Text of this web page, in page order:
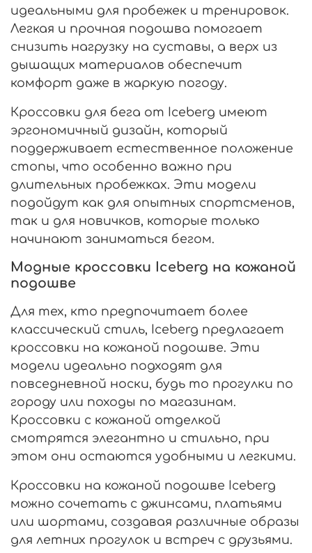
идеальными для пробежек и тренировок.
Легкая и прочная подошва помогает
снизить нагрузку на суставы, а верх из
дышащих материалов обеспечит
комфорт даже в жаркую погоду.
Кроссовки для бега от Iceberg имеют
эргономичный дизайн, который
поддерживает естественное положение
стопы, что особенно важно при
длительных пробежках. Эти модели
подойдут как для опытных спортсменов,
так и для новичков, которые только
начинают заниматься бегом.
Модные кроссовки Iceberg на кожаной
подошве
Для тех, кто предпочитает более
классический стиль, Iceberg предлагает
кроссовки на кожаной подошве. Эти
модели идеально подходят для
повседневной носки, будь то прогулки по
городу или походы по магазинам.
Кроссовки с кожаной отделкой
смотрятся элегантно и стильно, при
этом они остаются удобными и легкими.
Кроссовки на кожаной подошве Iceberg
можно сочетать с джинсами, платьями
или шортами, создавая различные образы
для летних прогулок и встреч с друзьями.